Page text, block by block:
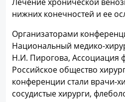
нижних конечностей и ее
Организаторами
Национальный медико-
Н.И. Пирогова, Ассоциация
Российское общество
конференции стали врачи-
сосудистые хирурги,